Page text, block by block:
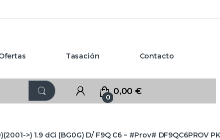
Tasación Contacto
0
0,00€
>) 1.9 dCi (BG0G) D/ F9Q C6 – #Prov# DF9QC6PROV